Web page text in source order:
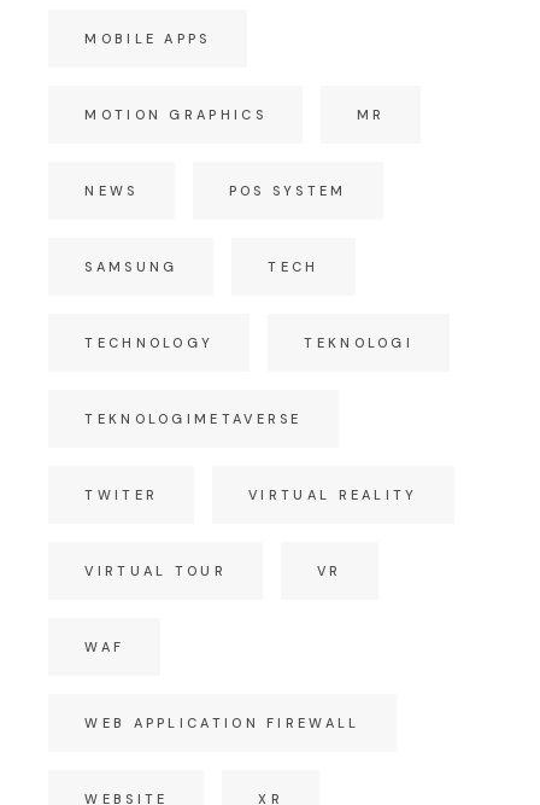
MOBILE APPS
MOTION GRAPHICS MR
NEWS POS SYSTEM
SAMSUNG TECH
TECHNOLOGY TEKNOLOGI
TEKNOLOGIMETAVERSE
TWITER VIRTUAL REALITY
VIRTUAL TOUR VR
WAF
WEB APPLICATION FIREWALL
WEBSITE XR